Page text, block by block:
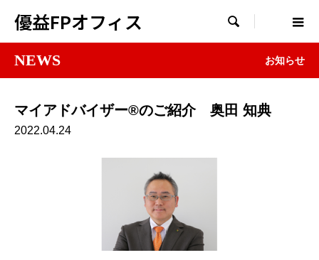
優益FPオフィス 
NEWS お知らせ
マイアドバイザー®のご紹介 奥田 知典
2022.04.24